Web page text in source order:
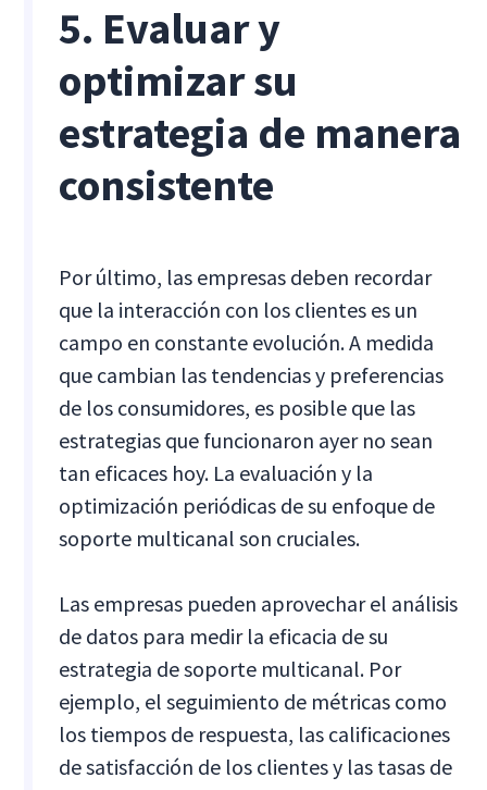
5. Evaluar y
optimizar su
estrategia de manera
consistente
Por último, las empresas deben recordar
que la interacción con los clientes es un
campo en constante evolución. A medida
que cambian las tendencias y preferencias
de los consumidores, es posible que las
estrategias que funcionaron ayer no sean
tan eficaces hoy. La evaluación y la
optimización periódicas de su enfoque de
soporte multicanal son cruciales.
Las empresas pueden aprovechar el análisis
de datos para medir la eficacia de su
estrategia de soporte multicanal. Por
ejemplo, el seguimiento de métricas como
los tiempos de respuesta, las calificaciones
de satisfacción de los clientes y las tasas de